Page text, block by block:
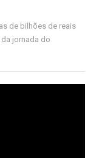
de bilhões de reais
jornada do